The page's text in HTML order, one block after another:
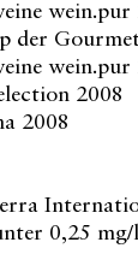
wein.pur
der
wein.pur
2008
2008
0,25 mg/l